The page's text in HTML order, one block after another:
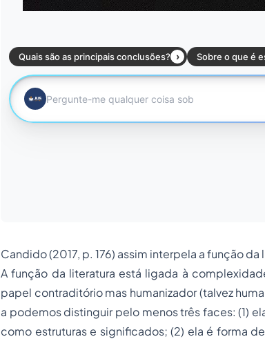
Candido (2017, p. 176) assim interpela a função da
A função da literatura está ligada à
papel contraditório mas humanizador (talvez
a podemos distinguir pelo menos três faces: (1)
como estruturas e significados; (2) ela é forma